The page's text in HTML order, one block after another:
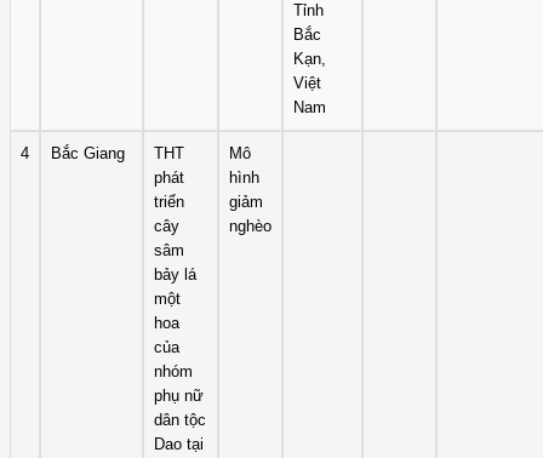
Tỉnh
Bắc
Kạn,
Việt
Nam
4 Bắc Giang
THT
phát
triển
cây
sâm
bảy lá
một
hoa
của
nhóm
phụ nữ
dân tộc
Dao tại
Mô
hình
giảm
nghèo